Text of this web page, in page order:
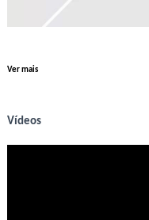
Ver mais
Vídeos